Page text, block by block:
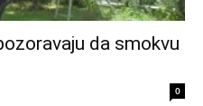
da smokvu
0